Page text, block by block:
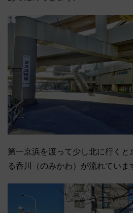
第一京浜を渡って少し北に行くと
る呑川（のみかわ）が流れていま